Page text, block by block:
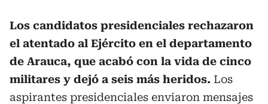
Los candidatos presidenciales rechazaron
el atentado al Ejército en el departamento
de Arauca, que acabó con la vida de cinco
militares y dejó a seis más heridos. Los
aspirantes presidenciales enviaron mensajes